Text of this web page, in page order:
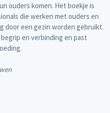
ouders komen. Het boekje is
die werken met ouders en
door een gezin worden gebruikt.
en verbinding en past